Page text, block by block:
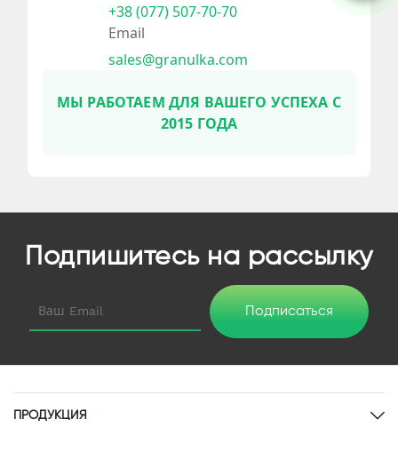
+38 (077) 507-70-70
Email
sales@granulka.com
МЫ РАБОТАЕМ ДЛЯ ВАШЕГО УСПЕХА С
2015 ГОДА
Подпишитесь на рассылку
Подписаться
ПРОДУКЦИЯ